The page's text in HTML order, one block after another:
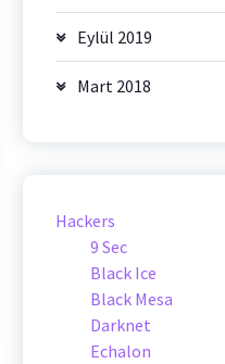
Eylül 2019
Mart 2018
Hackers
9 Sec
Black Ice
Black Mesa
Darknet
Echalon